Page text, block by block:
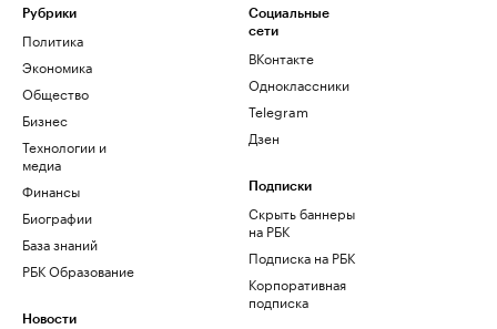
Рубрики
Политика
Экономика
Общество
Бизнес
Технологии и
медиа
Финансы
Биографии
База знаний
РБК Образование
Новости
Социальные
сети
ВКонтакте
Одноклассники
Telegram
Дзен
Подписки
Скрыть баннеры
на РБК
Подписка на РБК
Корпоративная
подписка